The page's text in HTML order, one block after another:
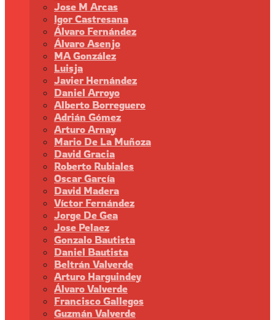
Jose M Arcas
Igor Castresana
Álvaro Fernández
Álvaro Asenjo
MA González
Luisja
Javier Hernández
Daniel Arroyo
Alberto Borreguero
Adrián Gómez
Arturo Arnay
Mario De La Muñoza
David Gracia
Roberto Rubiales
Oscar García
David Madera
Víctor Fernández
Jorge De Gea
Jose Pelaez
Gonzalo Bautista
Daniel Bautista
Beltrán Valverde
Arturo Harguindey
Álvaro Valverde
Francisco Gallegos
Guzmán Valverde